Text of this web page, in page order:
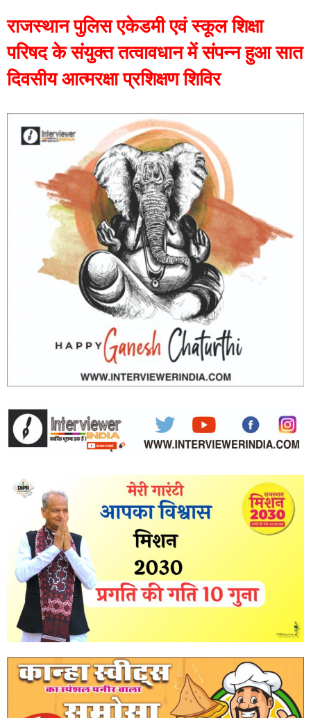
राजस्थान पुलिस एकेडमी एवं स्कूल शिक्षा
परिषद के संयुक्त तत्वावधान में संपन्न हुआ सात
दिवसीय आत्मरक्षा प्रशिक्षण शिविर